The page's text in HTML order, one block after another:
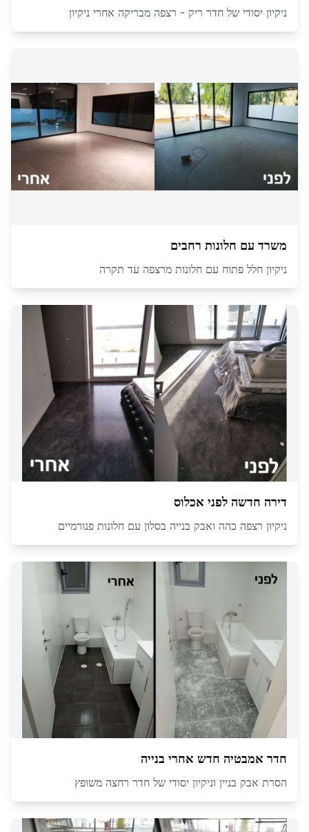
ניקיון יסודי של חדר ריק - רצפה מבריקה אחרי ניקיון
משרד עם חלונות רחבים
ניקיון חלל פתוח עם חלונות מרצפה עד תקרה
דירה חדשה לפני אכלוס
ניקיון רצפה כהה ואבק בנייה בסלון עם חלונות פנורמיים
חדר אמבטיה חדש אחרי בנייה
הסרת אבק בניין וניקיון יסודי של חדר רחצה משופץ